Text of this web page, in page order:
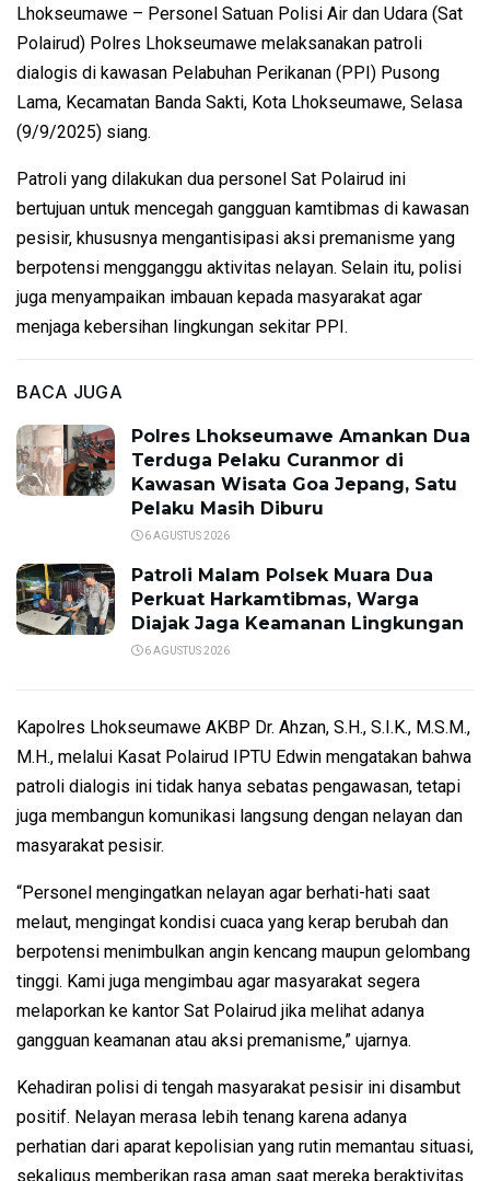
Lhokseumawe – Personel Satuan Polisi Air dan Udara (Sat
Polairud) Polres Lhokseumawe melaksanakan patroli
dialogis di kawasan Pelabuhan Perikanan (PPI) Pusong
Lama, Kecamatan Banda Sakti, Kota Lhokseumawe, Selasa
(9/9/2025) siang.
Patroli yang dilakukan dua personel Sat Polairud ini
bertujuan untuk mencegah gangguan kamtibmas di kawasan
pesisir, khususnya mengantisipasi aksi premanisme yang
berpotensi mengganggu aktivitas nelayan. Selain itu, polisi
juga menyampaikan imbauan kepada masyarakat agar
menjaga kebersihan lingkungan sekitar PPI.
BACA JUGA
Polres Lhokseumawe Amankan Dua
Terduga Pelaku Curanmor di
Kawasan Wisata Goa Jepang, Satu
Pelaku Masih Diburu
6 AGUSTUS 2026
Patroli Malam Polsek Muara Dua
Perkuat Harkamtibmas, Warga
Diajak Jaga Keamanan Lingkungan
6 AGUSTUS 2026
Kapolres Lhokseumawe AKBP Dr. Ahzan, S.H., S.I.K., M.S.M.,
M.H., melalui Kasat Polairud IPTU Edwin mengatakan bahwa
patroli dialogis ini tidak hanya sebatas pengawasan, tetapi
juga membangun komunikasi langsung dengan nelayan dan
masyarakat pesisir.
“Personel mengingatkan nelayan agar berhati-hati saat
melaut, mengingat kondisi cuaca yang kerap berubah dan
berpotensi menimbulkan angin kencang maupun gelombang
tinggi. Kami juga mengimbau agar masyarakat segera
melaporkan ke kantor Sat Polairud jika melihat adanya
gangguan keamanan atau aksi premanisme,” ujarnya.
Kehadiran polisi di tengah masyarakat pesisir ini disambut
positif. Nelayan merasa lebih tenang karena adanya
perhatian dari aparat kepolisian yang rutin memantau situasi,
sekaligus memberikan rasa aman saat mereka beraktivitas